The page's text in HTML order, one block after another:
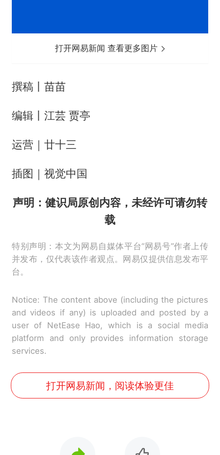
打开网易新闻 查看更多图片
撰稿丨苗苗
编辑丨江芸 贾亭
运营｜廿十三
插图｜视觉中国
声明：健识局原创内容，未经许可请勿转
载
特别声明：本文为网易自媒体平台“网易号”作者上传
并发布，仅代表该作者观点。网易仅提供信息发布平
台。
Notice: The content above (including the pictures
and videos if any) is uploaded and posted by a
user of NetEase Hao, which is a social media
platform and only provides information storage
services.
打开网易新闻，阅读体验更佳